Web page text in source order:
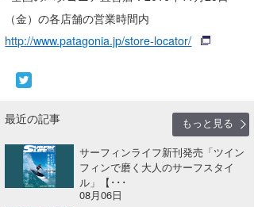
（金）の各店舗の営業時間内
http://www.patagonia.jp/store-locator/
最近の記事
もっと見る
サーフィンライフ新刊発売「ツイン
フィンで磨く大人のサーフスタイ
ル」【･･･
08月06日
waka☆=
まっきー
三輪予報士